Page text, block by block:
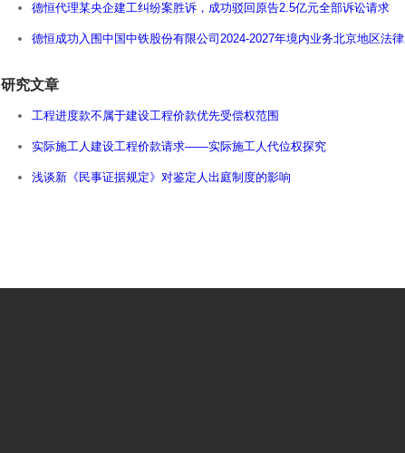
德恒代理某央企建工纠纷案胜诉，成功驳回原告2.5亿元全部诉讼请求
德恒成功入围中国中铁股份有限公司2024-2027年境内业务北京地区法
研究文章
工程进度款不属于建设工程价款优先受偿权范围
实际施工人建设工程价款请求——实际施工人代位权探究
浅谈新《民事证据规定》对鉴定人出庭制度的影响